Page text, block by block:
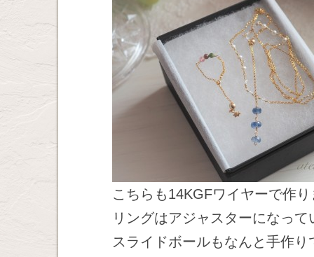
こちらも14KGFワイヤーで作
リングはアジャスターになって
スライドボールもなんと手作り